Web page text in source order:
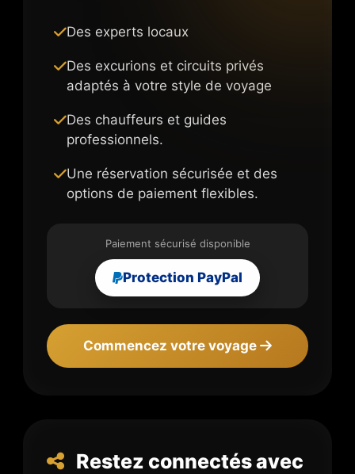
Des experts locaux
Des excurions et circuits privés
adaptés à votre style de voyage
Des chauffeurs et guides
professionnels.
Une réservation sécurisée et des
options de paiement flexibles.
Paiement sécurisé disponible
Protection PayPal
Commencez votre voyage
Restez connectés avec